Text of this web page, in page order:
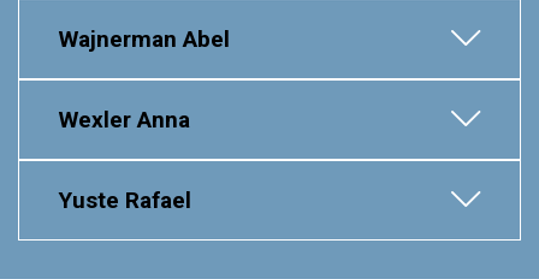
Wajnerman Abel
Wexler Anna
Yuste Rafael